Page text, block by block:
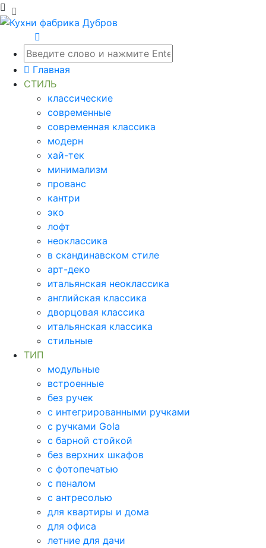
Главная
СТИЛЬ
классические
современные
современная классика
модерн
хай-тек
минимализм
прованс
кантри
эко
лофт
неоклассика
в скандинавском стиле
арт-деко
итальянская неоклассика
английская классика
дворцовая классика
итальянская классика
стильные
ТИП
модульные
встроенные
без ручек
с интегрированными ручками
с ручками Gola
с барной стойкой
без верхних шкафов
с фотопечатью
с пеналом
с антресолью
для квартиры и дома
для офиса
летние для дачи